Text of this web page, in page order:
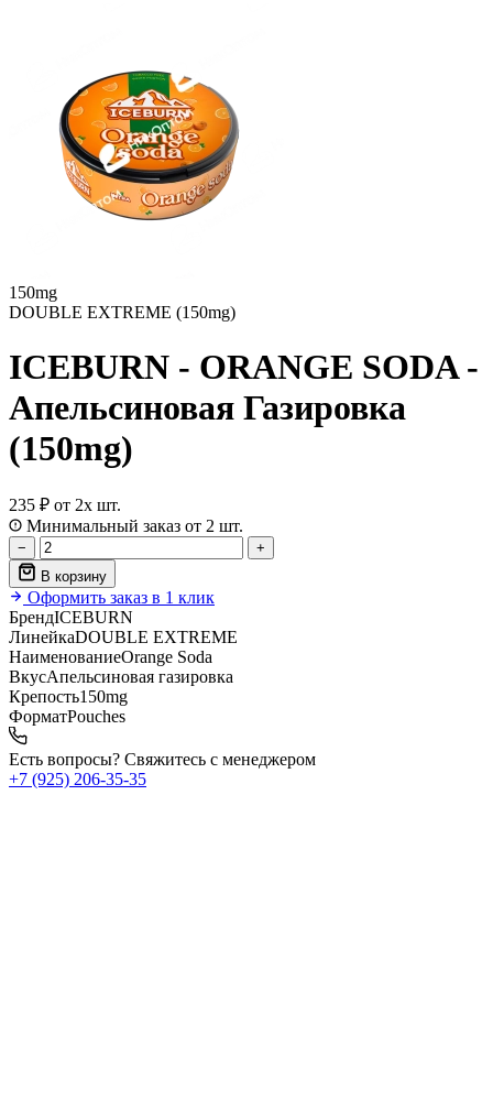
150mg
DOUBLE EXTREME (150mg)
ICEBURN - ORANGE SODA -
Апельсиновая Газировка
(150mg)
235 ₽ от 2х шт.
Минимальный заказ от 2 шт.
−
+
В корзину
Оформить заказ в 1 клик
БрендICEBURN
ЛинейкаDOUBLE EXTREME
НаименованиеOrange Soda
ВкусАпельсиновая газировка
Крепость150mg
ФорматPouches
Есть вопросы? Свяжитесь с менеджером
+7 (925) 206‑35‑35